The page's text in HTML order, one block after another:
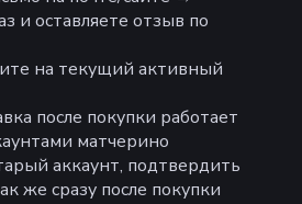
и оставляете отзыв по
на текущий активный
после покупки работает
матчерино
аккаунт, подтвердить
же сразу после покупки